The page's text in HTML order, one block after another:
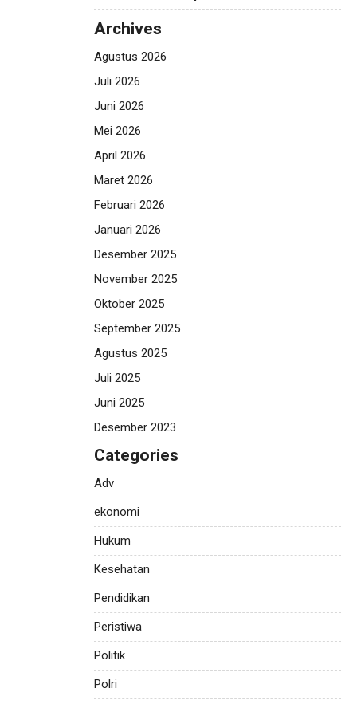
Archives
Agustus 2026
Juli 2026
Juni 2026
Mei 2026
April 2026
Maret 2026
Februari 2026
Januari 2026
Desember 2025
November 2025
Oktober 2025
September 2025
Agustus 2025
Juli 2025
Juni 2025
Desember 2023
Categories
Adv
ekonomi
Hukum
Kesehatan
Pendidikan
Peristiwa
Politik
Polri